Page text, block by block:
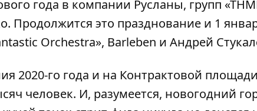
года в компании Русланы, групп
Продолжится это празднование и 1
Orchestra», Barleben и Андрей
2020-го года и на Контрактовой
человек. И, разумеется, новогодний